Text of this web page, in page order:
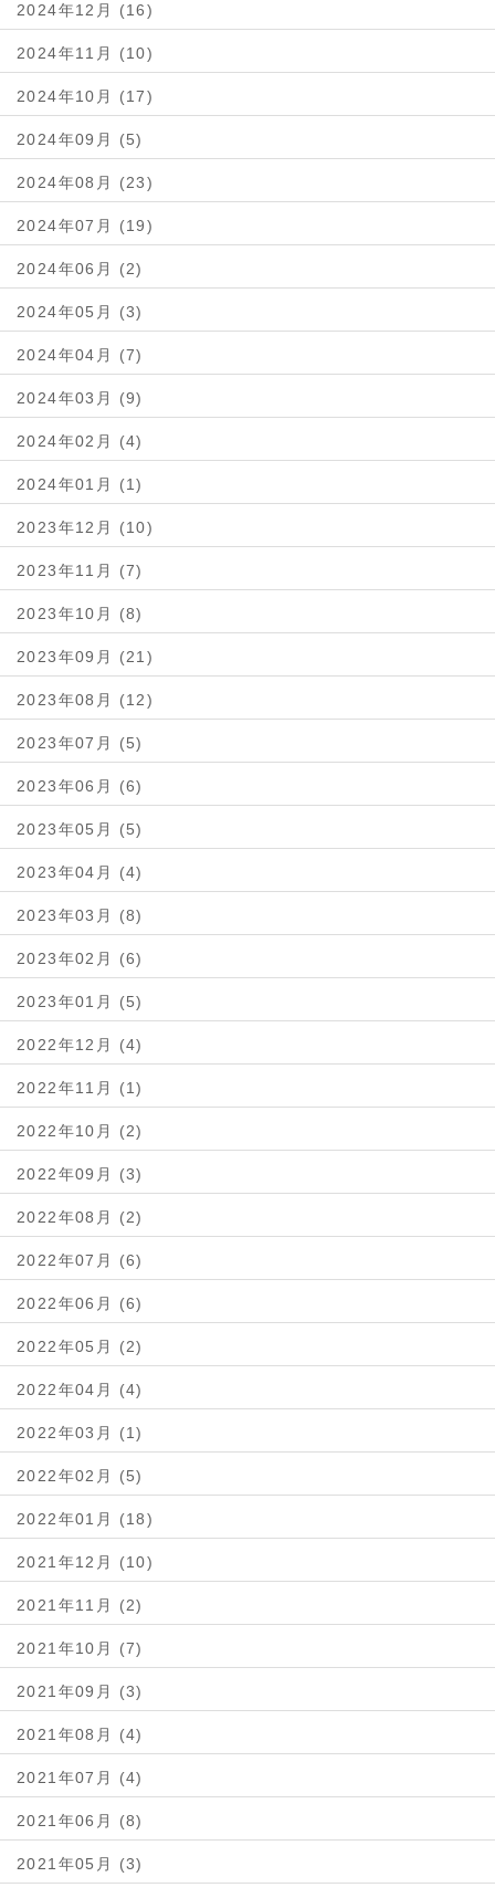
2024年12月 (16)
2024年11月 (10)
2024年10月 (17)
2024年09月 (5)
2024年08月 (23)
2024年07月 (19)
2024年06月 (2)
2024年05月 (3)
2024年04月 (7)
2024年03月 (9)
2024年02月 (4)
2024年01月 (1)
2023年12月 (10)
2023年11月 (7)
2023年10月 (8)
2023年09月 (21)
2023年08月 (12)
2023年07月 (5)
2023年06月 (6)
2023年05月 (5)
2023年04月 (4)
2023年03月 (8)
2023年02月 (6)
2023年01月 (5)
2022年12月 (4)
2022年11月 (1)
2022年10月 (2)
2022年09月 (3)
2022年08月 (2)
2022年07月 (6)
2022年06月 (6)
2022年05月 (2)
2022年04月 (4)
2022年03月 (1)
2022年02月 (5)
2022年01月 (18)
2021年12月 (10)
2021年11月 (2)
2021年10月 (7)
2021年09月 (3)
2021年08月 (4)
2021年07月 (4)
2021年06月 (8)
2021年05月 (3)